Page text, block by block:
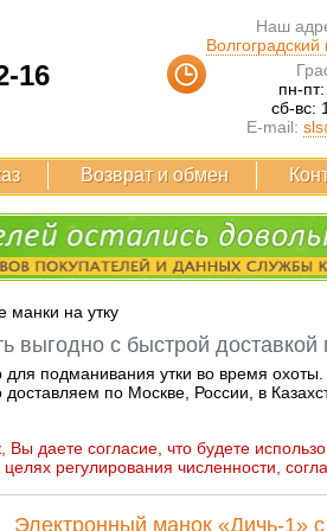
16
Наш
пн-
сб-вс:
E-mail:
Возврат и обмен
манки на утку
выгодно с быстрой
для подманивания утки во время
по Москве, России, в
даете согласие, что будете
целях регулирования численности,
Электронный манок «Дичь-1»